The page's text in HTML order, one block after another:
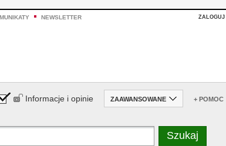
NEWSLETTER ZALOGUJ
Informacje i opinie ZAAWANSOWANE + POMOC